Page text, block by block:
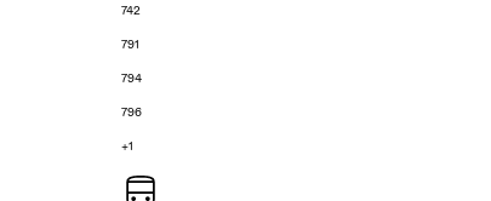
742
791
794
796
+1